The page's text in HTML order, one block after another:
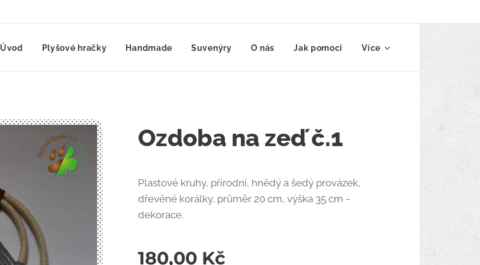
Úvod Plyšové hračky Handmade Suvenýry O nás Jak pomoci Více
Ozdoba na zeď č.1
Plastové kruhy, přírodní, hnědý a šedý provázek,
dřevěné korálky, průměr 20 cm, výška 35 cm -
dekorace.
180,00 Kč